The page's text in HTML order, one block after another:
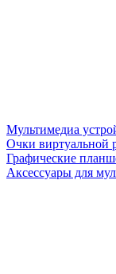
Мультимедиа
Очки виртуальной
Графические
Аксессуары для